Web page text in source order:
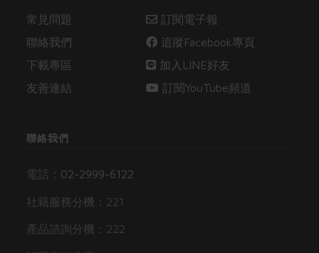
常見問題
聯絡我們
下載專區
友善連結
訂閱電子報
追蹤Facebook專頁
加入LINE好友
訂閱YouTube頻道
聯絡我們
電話： 02-2999-6122
社籍服務分機：221
產品諮詢分機：222